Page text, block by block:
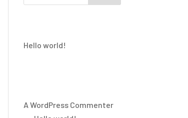
Hello world!
A WordPress Commenter